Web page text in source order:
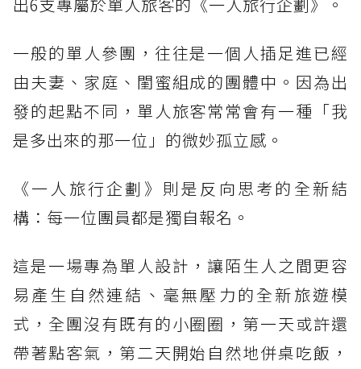
一般的單人參團，往往是一個人插足進已經
由夫妻、家庭、閨蜜組成的團體中。因為出
發的起點不同，單人旅客常常會有一種「我
是多出來的那一位」的微妙孤立感。
《一人旅行企劃》則是反向思考的全新結
構：每一位團員都是獨自報名。
這是一場專為單人設計，讓陌生人之間更容
易產生自然連結、毫無壓力的全新旅遊模
式，全團沒有既有的小圈圈，第一天或許還
帶著點客氣，第二天開始自然地併桌吃飯，